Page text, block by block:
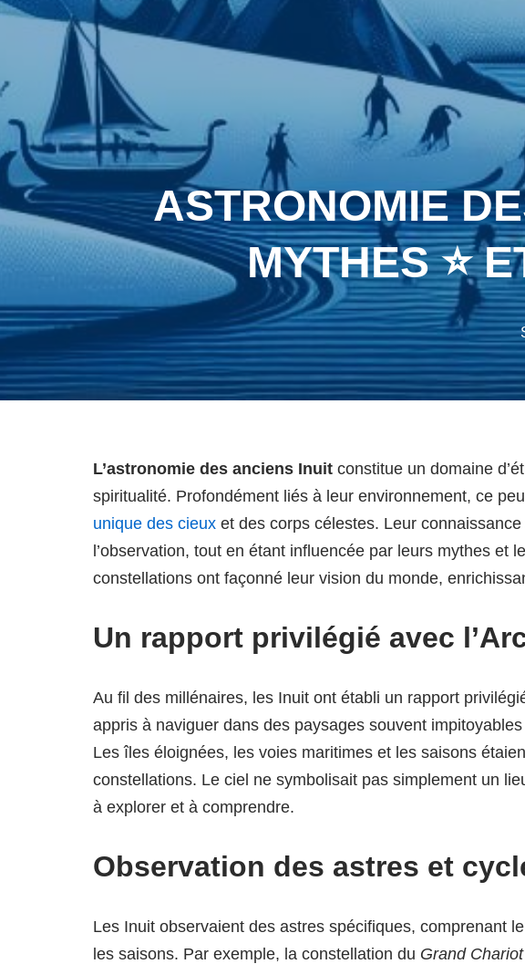
ASTRONOMIE
MYTHES ⭐
L’astronomie des anciens Inuit constitue un domaine
spiritualité. Profondément liés à leur environnement, ce
unique des cieux et des corps célestes. Leur
l’observation, tout en étant influencée par leurs mythes et
constellations ont façonné leur vision du monde,
Un rapport privilégié avec
Au fil des millénaires, les Inuit ont établi un rapport
appris à naviguer dans des paysages souvent
Les îles éloignées, les voies maritimes et les saisons
constellations. Le ciel ne symbolisait pas simplement un
à explorer et à comprendre.
Observation des astres et
Les Inuit observaient des astres spécifiques, comprenant
les saisons. Par exemple, la constellation du Grand Chariot